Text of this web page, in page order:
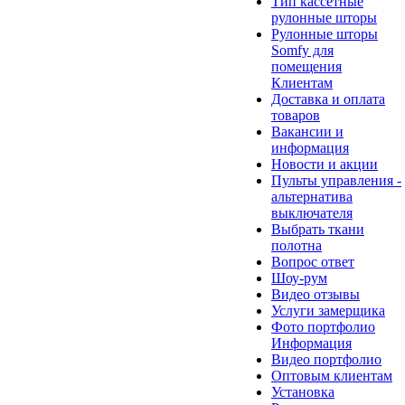
рулонные шторы
Рулонные шторы
Somfy для
помещения
Клиентам
Доставка и оплата
товаров
Вакансии и
информация
Новости и акции
Пульты управления -
альтернатива
выключателя
Выбрать ткани
полотна
Вопрос ответ
Шоу-рум
Видео отзывы
Услуги замерщика
Фото портфолио
Информация
Видео портфолио
Оптовым клиентам
Установка